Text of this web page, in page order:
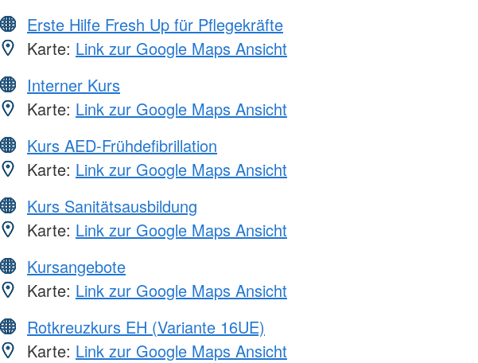
Erste Hilfe Fresh Up für Pflegekräfte
Karte: Link zur Google Maps Ansicht
Interner Kurs
Karte: Link zur Google Maps Ansicht
Kurs AED-Frühdefibrillation
Karte: Link zur Google Maps Ansicht
Kurs Sanitätsausbildung
Karte: Link zur Google Maps Ansicht
Kursangebote
Karte: Link zur Google Maps Ansicht
Rotkreuzkurs EH (Variante 16UE)
Karte: Link zur Google Maps Ansicht